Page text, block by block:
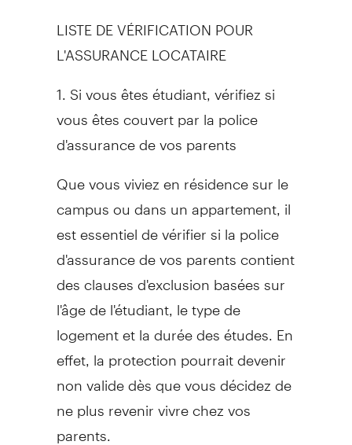
LISTE DE VÉRIFICATION POUR
L'ASSURANCE LOCATAIRE
1. Si vous êtes étudiant, vérifiez si
vous êtes couvert par la police
d'assurance de vos parents
Que vous viviez en résidence sur le
campus ou dans un appartement, il
est essentiel de vérifier si la police
d'assurance de vos parents contient
des clauses d'exclusion basées sur
l'âge de l'étudiant, le type de
logement et la durée des études. En
effet, la protection pourrait devenir
non valide dès que vous décidez de
ne plus revenir vivre chez vos
parents.